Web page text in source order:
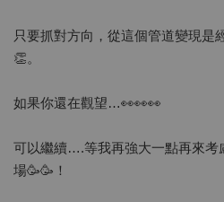
只要抓對方向，從這個管道變現是
👏。
如果你還在觀望…👀👀👀
可以繼續….等我再強大一點再來
場🥳🥳！